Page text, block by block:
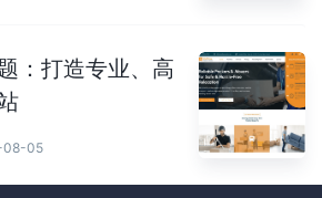
：打造专业、高
08-05